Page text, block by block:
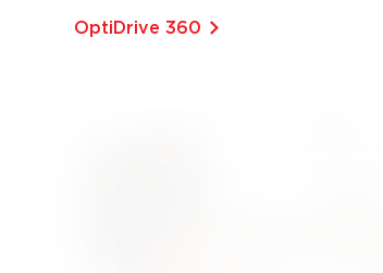
OptiDrive 360⁠